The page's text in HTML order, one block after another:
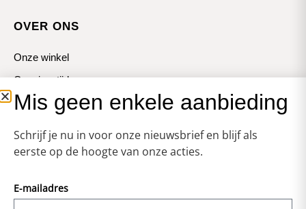
OVER ONS
Onze winkel
Openingstijden
Koopzondagen
Mis geen enkele aanbieding
Schrijf je nu in voor onze nieuwsbrief en blijf als
eerste op de hoogte van onze acties.
E-mailadres